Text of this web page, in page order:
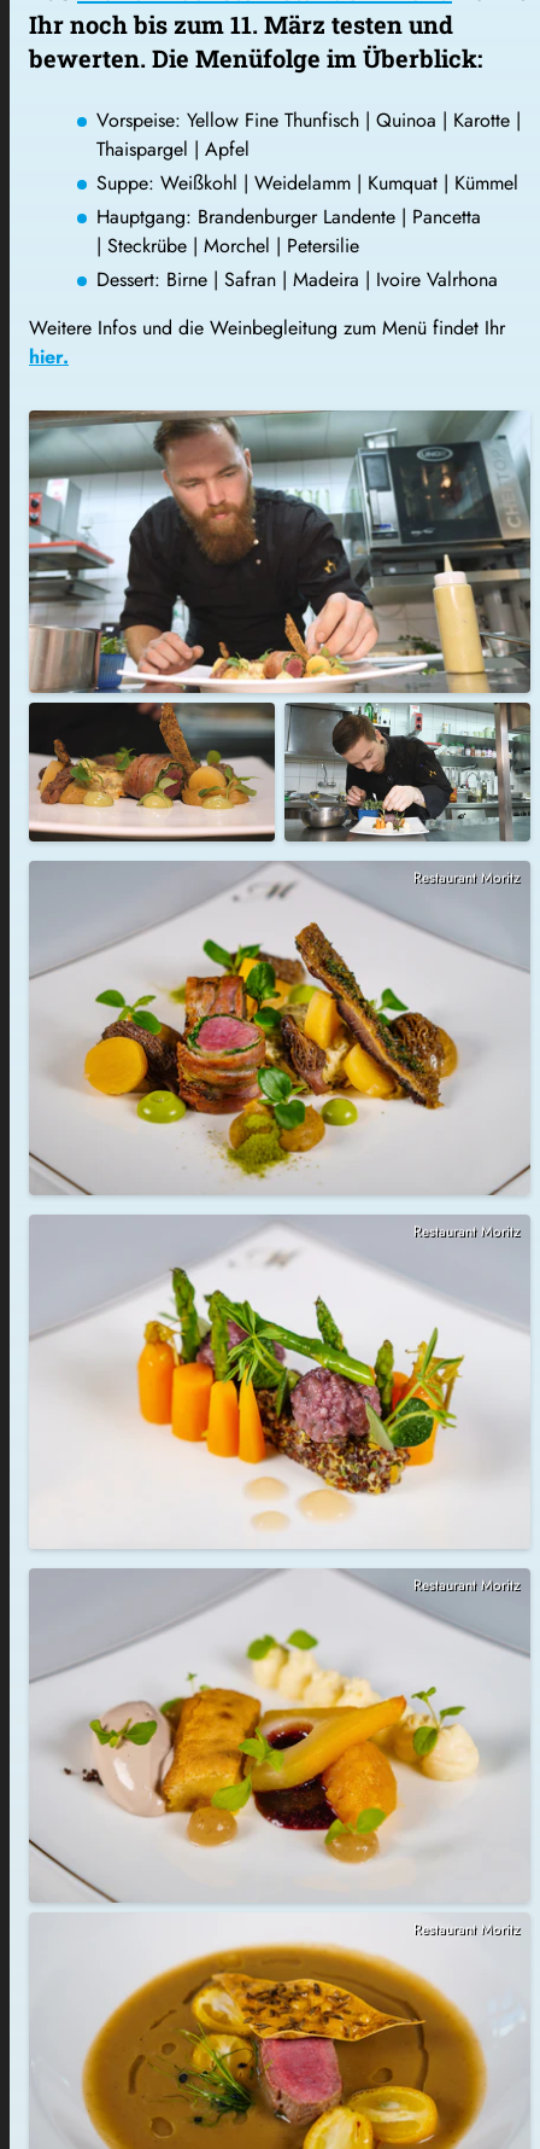
Ihr noch bis zum 11. März testen und
bewerten. Die Menüfolge im Überblick:
Vorspeise: Yellow Fine Thunfisch | Quinoa | Karotte |
Thaispargel | Apfel
Suppe: Weißkohl | Weidelamm | Kumquat | Kümmel
Hauptgang: Brandenburger Landente | Pancetta
| Steckrübe | Morchel | Petersilie
Dessert: Birne | Safran | Madeira | Ivoire Valrhona
Weitere Infos und die Weinbegleitung zum Menü findet Ihr
hier.
Restaurant Moritz
Restaurant Moritz
Restaurant Moritz
Restaurant Moritz